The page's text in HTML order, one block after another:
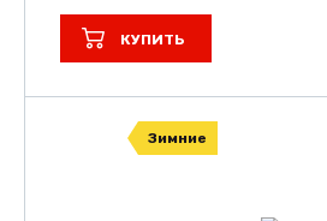
КУПИТЬ
Зимние